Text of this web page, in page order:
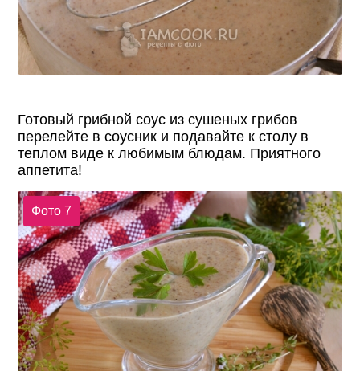
Готовый грибной соус из сушеных грибов
перелейте в соусник и подавайте к столу в
теплом виде к любимым блюдам. Приятного
аппетита!
Фото 7